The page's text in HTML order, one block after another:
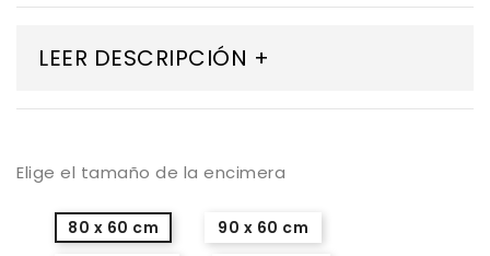
Exterior/jardín
LEER DESCRIPCIÓN +
Elige el tamaño de la encimera
80 x 60 cm
90 x 60 cm